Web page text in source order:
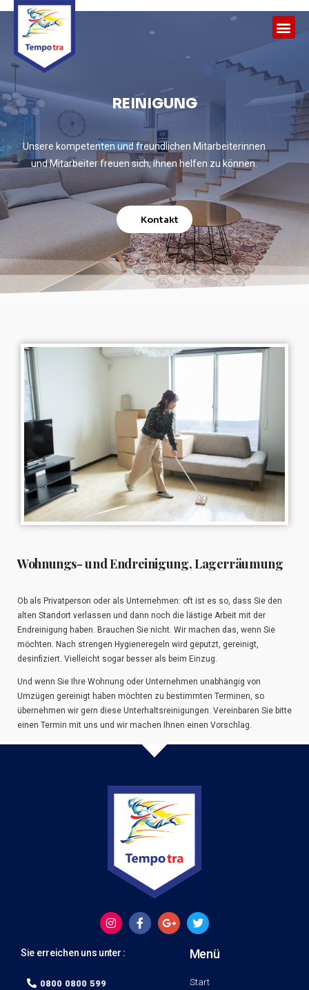
REINIGUNG
Unsere kompetenten und freundlichen Mitarbeiterinnen
und Mitarbeiter freuen sich, Ihnen helfen zu können.
Kontakt
Wohnungs- und Endreinigung, Lagerräumung
Ob als Privatperson oder als Unternehmen: oft ist es so, dass Sie den
alten Standort verlassen und dann noch die lästige Arbeit mit der
Endreinigung haben. Brauchen Sie nicht. Wir machen das, wenn Sie
möchten. Nach strengen Hygieneregeln wird geputzt, gereinigt,
desinfiziert. Vielleicht sogar besser als beim Einzug.
Und wenn Sie Ihre Wohnung oder Unternehmen unabhängig von
Umzügen gereinigt haben möchten zu bestimmten Terminen, so
übernehmen wir gern diese Unterhaltsreinigungen. Vereinbaren Sie bitte
einen Termin mit uns und wir machen Ihnen einen Vorschlag.
Sie erreichen uns unter :
0800 0800 599
Menü
Start